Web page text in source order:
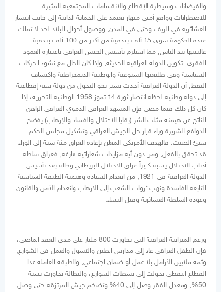
والفيضانات وسيطرة الإقطاع والانقسامات المجتمعية المثيرة
للاضطرابات وواقع أمني منهار يعتمد على الحماية الذاتية إلى جانب انتشار
العشائرية في الريف وحتى في المدن, ووصول أحوال البلاد لحد لا تملك
عنده الحكومة سوى 15 ألف بندقية من أكثر من 100 ألف بندقية
غالبيتها بيد الناس, مما استلزم تأسيس الجيش العراقي باعتباره العمود
الفقري لتكوين الدولة العراقية الحديثة, وإذا كان الحال مع نشوء الحركات
السياسية وفي طليعتها الشيوعية والوطنية الديمقراطية واكتشاف
النفط, أن الدولة العراقية أخذت تسير نحو التحول من دولة شبه إقطاعية
إلى دولة وطنية لحظة انتصار ثورة 14 تموز 1958 الوطنية التحررية، إذا
كان كل ذلك فيما مضى فإن المشهد العراقي الدموي العراقي الراهن
الناتج عن هيمنة مثلث الشر (بقايا الاحتلال والفساد والإرهاب) يفضح
الدوافع الشريرة وراء قرار حل الجيش العراقي وتشكيل مجلس الحكم
سيئ الصيت. فالهدف الأمريكي المعلن بإعادة العراق مئة سنة إلى الوراء
قد تحقق بالفعل, ومن دون أية مزايدات شعاراتية فارغة, فعراق سلطة
أذناب الاحتلال يشبه كثيراً عراق الاحتلال البريطاني وحاله بعد تأسيس
الدولة العراقية في 1921, من انعدام السيادة وهيمنة الطبقة السياسية
التابعة الفاسدة ونهب ثروات الشعب إلى الارهاب وانعدام الأمن والقانون
وعودة السلطة العشائرية وقتل النساء.
ورغم الميزانية العراقية التي تجاوزت 800 مليار على مدى العقد الماضي،
فإن الطفل العراقي عاد إلى مدارس الطين والتسول والعمل في الشوارع,
وثمة ملايين الأرامل بلا عمل أو ضمان اجتماعي, والطبقة العاملة عدا
القطاع النفطي تحولت إلى بسطات الشوارع، والبطالة تجاوزت نسبة
50%, ومعدل الفقر وصل إلى 40% وتضخم جيش المرتزقة حتى وصل